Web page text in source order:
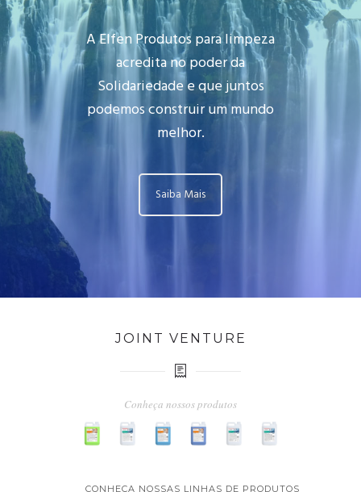
A Elfen Produtos para limpeza
acredita no poder da
Solidariedade e que juntos
podemos construir um mundo
melhor.
Saiba Mais
JOINT VENTURE
Conheça nossos produtos
CONHEÇA NOSSAS LINHAS DE PRODUTOS